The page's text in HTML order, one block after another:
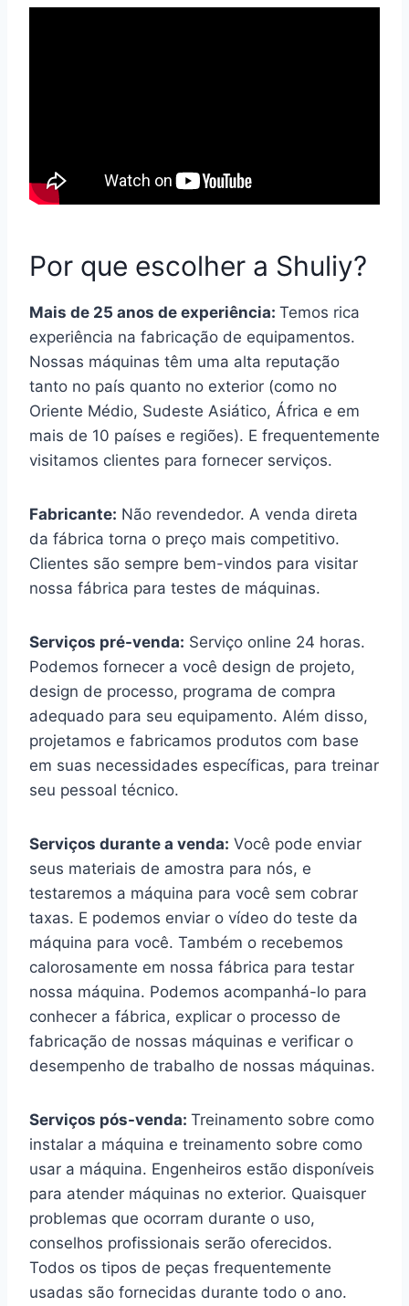
Por que escolher a Shuliy?
Mais de 25 anos de experiência: Temos rica
experiência na fabricação de equipamentos.
Nossas máquinas têm uma alta reputação
tanto no país quanto no exterior (como no
Oriente Médio, Sudeste Asiático, África e em
mais de 10 países e regiões). E frequentemente
visitamos clientes para fornecer serviços.
Fabricante: Não revendedor. A venda direta
da fábrica torna o preço mais competitivo.
Clientes são sempre bem-vindos para visitar
nossa fábrica para testes de máquinas.
Serviços pré-venda: Serviço online 24 horas.
Podemos fornecer a você design de projeto,
design de processo, programa de compra
adequado para seu equipamento. Além disso,
projetamos e fabricamos produtos com base
em suas necessidades específicas, para treinar
seu pessoal técnico.
Serviços durante a venda: Você pode enviar
seus materiais de amostra para nós, e
testaremos a máquina para você sem cobrar
taxas. E podemos enviar o vídeo do teste da
máquina para você. Também o recebemos
calorosamente em nossa fábrica para testar
nossa máquina. Podemos acompanhá-lo para
conhecer a fábrica, explicar o processo de
fabricação de nossas máquinas e verificar o
desempenho de trabalho de nossas máquinas.
Serviços pós-venda: Treinamento sobre como
instalar a máquina e treinamento sobre como
usar a máquina. Engenheiros estão disponíveis
para atender máquinas no exterior. Quaisquer
problemas que ocorram durante o uso,
conselhos profissionais serão oferecidos.
Todos os tipos de peças frequentemente
usadas são fornecidas durante todo o ano.